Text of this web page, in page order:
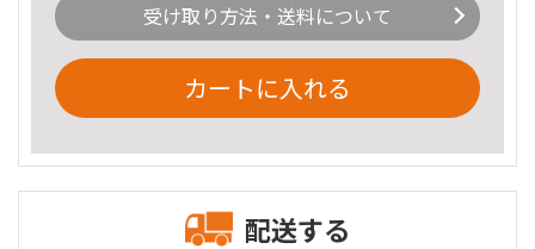
受け取り方法・送料について
カートに入れる
配送する